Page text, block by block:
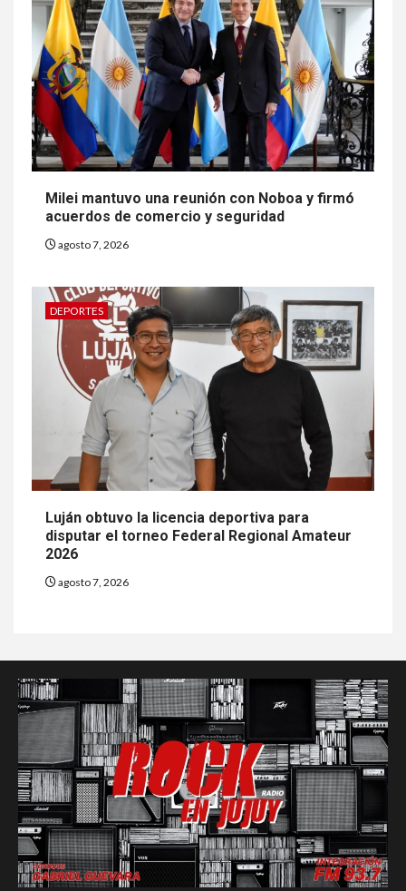
Milei mantuvo una reunión con Noboa y firmó
acuerdos de comercio y seguridad
agosto 7, 2026
DEPORTES
Luján obtuvo la licencia deportiva para
disputar el torneo Federal Regional Amateur
2026
agosto 7, 2026